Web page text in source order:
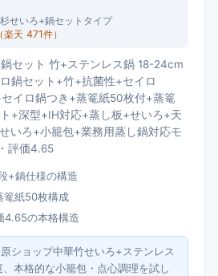
せいろ+鍋セットタイプ
（楽天 471件）
セット 竹+ステンレス鍋 18-24cm
鍋セット+竹+抗菌性+セイロ
イロ鍋つき+蒸篭紙50枚付+蒸篭
+深型+IH対応+蒸し板+せいろ+天
いろ+小籠包+業務用蒸し鍋対応モ
評価4.65
+鍋仕様の構造
紙50枚構成
4.65の本格構造
ショップ中華竹せいろ+ステンレス
本格的な小籠包・点心調理を試し